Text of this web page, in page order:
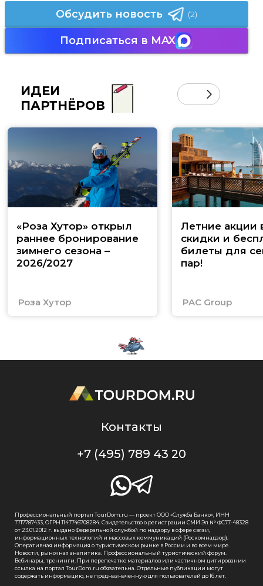
Обсудить новость (2)
Подписаться в MAX
ИДЕИ
ПАРТНЁРОВ
«Роза Хутор» открыл
раннее бронирование
зимнего сезона –
2026/2027
Роза Хутор
Летние акции
скидки и
билеты для
пар!
PAC Group
Контакты
+7 (495) 789 43 20
Профессиональный портал TourDom.ru — проект ООО «Служба Банко», ИНН
7717787433, ОГРН 1147746708284. Свидетельство о регистрации СМИ Эл № ФС77-48328
от 23.01.2012 г. выдано Федеральной службой по надзору в сфере связи,
информационных технологий и массовых коммуникаций (Роскомнадзор).
Оперативная информация о туристическом рынке в России и во всем мире.
Новости, рыночная аналитика. Профессиональный туристический форум.
Вебинары, тренинги. При перепечатке материалов или частичном цитировании
ссылка на портал TourDom.ru обязательна. Отдельные публикации могут
содержать информацию, не предназначенную для пользователей до 16 лет.